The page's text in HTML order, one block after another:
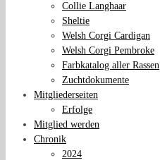
Collie Langhaar
Sheltie
Welsh Corgi Cardigan
Welsh Corgi Pembroke
Farbkatalog aller Rassen
Zuchtdokumente
Mitgliederseiten
Erfolge
Mitglied werden
Chronik
2024